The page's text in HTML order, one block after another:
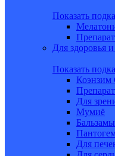
Показать
Для здоровья
Показать
Коэнзим
Для
Мумиё
Для